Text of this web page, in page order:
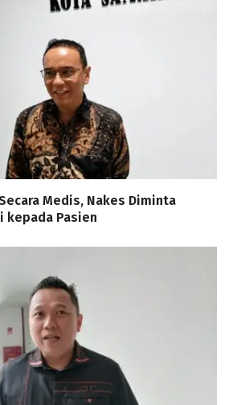
Medis, Nakes Diminta
kepada Pasien